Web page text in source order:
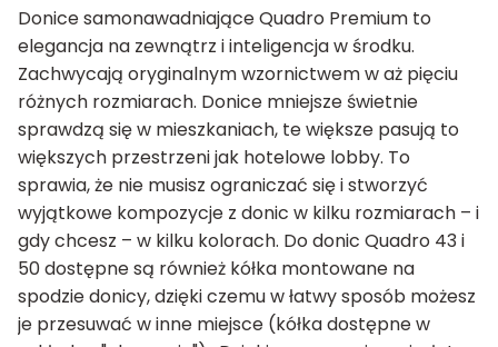
Donice samonawadniające Quadro Premium to
elegancja na zewnątrz i inteligencja w środku.
Zachwycają oryginalnym wzornictwem w aż pięciu
różnych rozmiarach. Donice mniejsze świetnie
sprawdzą się w mieszkaniach, te większe pasują to
większych przestrzeni jak hotelowe lobby. To
sprawia, że nie musisz ograniczać się i stworzyć
wyjątkowe kompozycje z donic w kilku rozmiarach – i
gdy chcesz – w kilku kolorach. Do donic Quadro 43 i
50 dostępne są również kółka montowane na
spodzie donicy, dzięki czemu w łatwy sposób możesz
je przesuwać w inne miejsce (kółka dostępne w